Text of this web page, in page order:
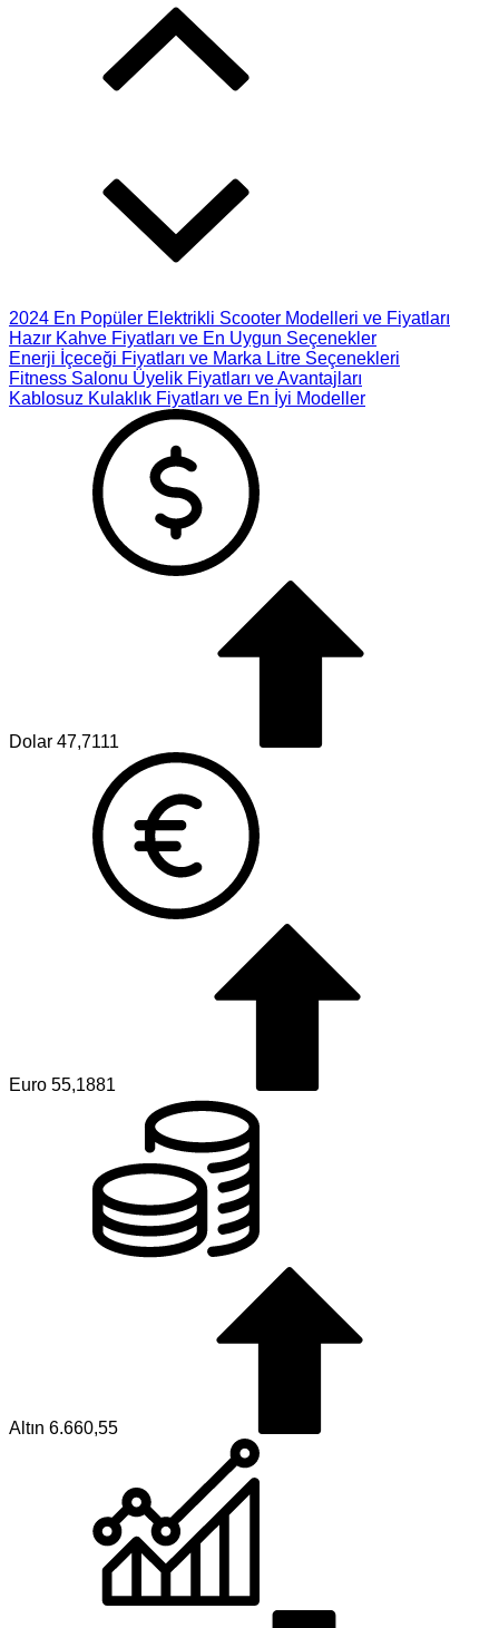
2024 En Popüler Elektrikli Scooter Modelleri ve Fiyatları
Hazır Kahve Fiyatları ve En Uygun Seçenekler
Enerji İçeceği Fiyatları ve Marka Litre Seçenekleri
Fitness Salonu Üyelik Fiyatları ve Avantajları
Kablosuz Kulaklık Fiyatları ve En İyi Modeller
Dolar 47,7111
Euro 55,1881
Altın 6.660,55